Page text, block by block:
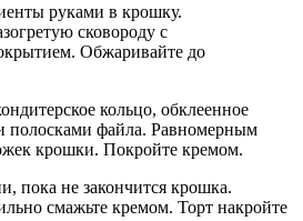
руками в крошку.
сковороду с
Обжаривайте до
кольцо, обклеенное
полосками файла. Равномерным
крошки. Покройте кремом.
пока не закончится крошка.
смажьте кремом. Торт накройте